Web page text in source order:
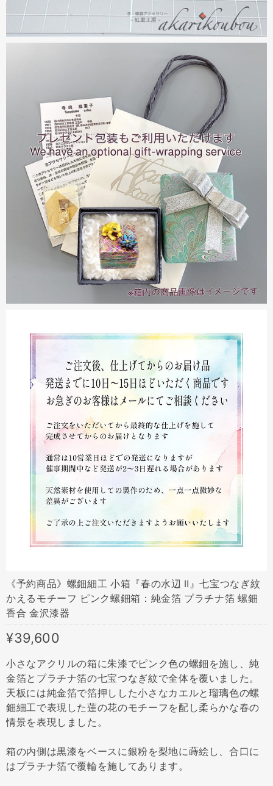
《予約商品》螺鈿細工 小箱『春の水辺 Ⅱ』七宝つなぎ紋
かえるモチーフ ピンク螺鈿箱：純金箔 プラチナ箔 螺鈿
香合 金沢漆器
¥39,600
小さなアクリルの箱に朱漆でピンク色の螺鈿を施し、純
金箔とプラチナ箔の七宝つなぎ紋で全体を覆いました。
天板には純金箔で箔押しした小さなカエルと瑠璃色の螺
鈿細工で表現した蓮の花のモチーフを配し柔らかな春の
情景を表現しました。
箱の内側は黒漆をベースに銀粉を梨地に蒔絵し、合口に
はプラチナ箔で覆輪を施してあります。